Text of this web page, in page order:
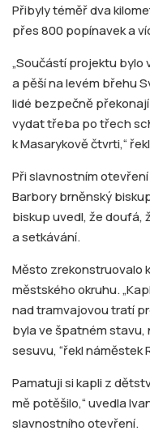
Přibyly téměř dva
přes 800 popínavek a
„Součástí projektu
a pěší na levém břehu
lidé bezpečně
vydat třeba po třech
k Masarykově čtvrti,“
Při slavnostním
Barbory brněnský
biskup uvedl, že doufá,
a setkávání.
Město zrekonstruovalo
městského okruhu.
nad tramvajovou tratí
byla ve špatném stavu,
sesuvu, “řekl náměstek
Pamatuji si kapli z
mě potěšilo,“ uvedla
slavnostního otevření.